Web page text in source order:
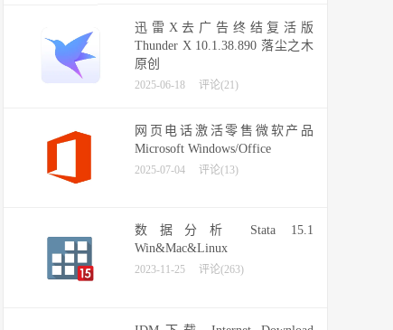
迅雷X去广告终结复活版
Thunder X 10.1.38.890 落尘之木
原创
2025-06-18 评论(21)
网页电话激活零售微软产品
Microsoft Windows/Office
2025-07-04 评论(13)
数据分析 Stata 15.1
Win&Mac&Linux
2023-11-25 评论(263)